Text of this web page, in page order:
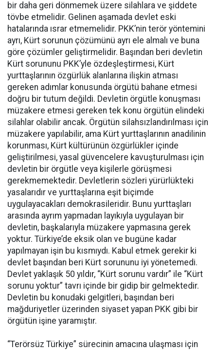
bir daha geri dönmemek üzere silahlara ve şiddete
tövbe etmelidir. Gelinen aşamada devlet eski
hatalarında ısrar etmemelidir. PKK’nin terör yöntemini
ayrı, Kürt sorunun çözümünü ayrı ele almalı ve buna
göre çözümler geliştirmelidir. Başından beri devletin
Kürt sorununu PKK’yle özdeşleştirmesi, Kürt
yurttaşlarının özgürlük alanlarına ilişkin atması
gereken adımlar konusunda örgütü bahane etmesi
doğru bir tutum değildi. Devletin örgütle konuşması
müzakere etmesi gereken tek konu örgütün elindeki
silahlar olabilir ancak. Örgütün silahsızlandırılması için
müzakere yapılabilir, ama Kürt yurttaşlarının anadilinin
korunması, Kürt kültürünün özgürlükler içinde
geliştirilmesi, yasal güvencelere kavuşturulması için
devletin bir örgütle veya kişilerle görüşmesi
gerekmemektedir. Devletlerin sözleri yürürlükteki
yasalarıdır ve yurttaşlarına eşit biçimde
uygulayacakları demokrasileridir. Bunu yurttaşları
arasında ayrım yapmadan layıkıyla uygulayan bir
devletin, başkalarıyla müzakere yapmasına gerek
yoktur. Türkiye’de eksik olan ve bugüne kadar
yapılmayan işin bu kısmıydı. Kabul etmek gerekir ki
devlet başından beri Kürt sorununu iyi yönetemedi.
Devlet yaklaşık 50 yıldır, “Kürt sorunu vardır” ile “Kürt
sorunu yoktur” tavrı içinde bir gidip bir gelmektedir.
Devletin bu konudaki gelgitleri, başından beri
mağduriyetler üzerinden siyaset yapan PKK gibi bir
örgütün işine yaramıştır.
“Terörsüz Türkiye” sürecinin amacına ulaşması için